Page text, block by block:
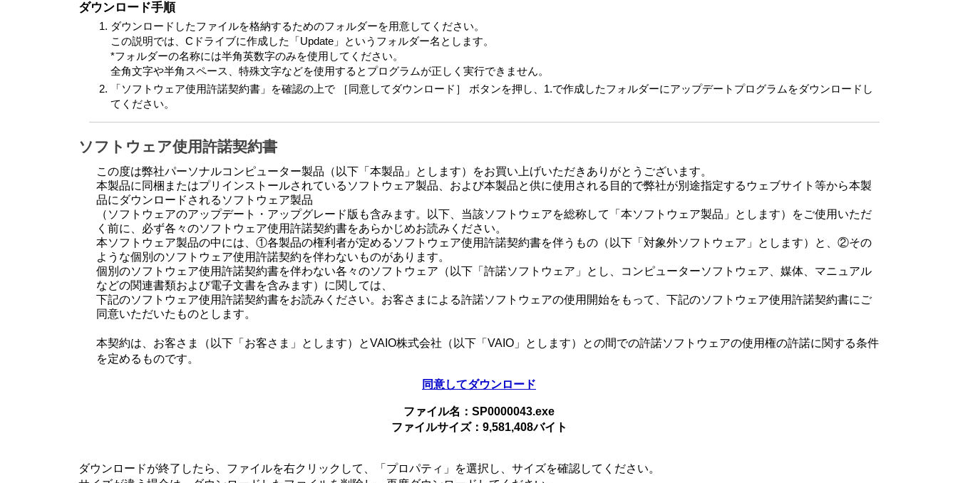
ダウンロード手順
ダウンロードしたファイルを格納するためのフォルダーを用意してください。
この説明では、Cドライブに作成した「Update」というフォルダー名とします。
*フォルダーの名称には半角英数字のみを使用してください。
全角文字や半角スペース、特殊文字などを使用するとプログラムが正しく実行できません。
「ソフトウェア使用許諾契約書」を確認の上で ［同意してダウンロード］ ボタンを押し、1.で作成したフォルダーにアップデートプログラムをダウンロードし
てください。
ソフトウェア使用許諾契約書
この度は弊社パーソナルコンピューター製品（以下「本製品」とします）をお買い上げいただきありがとうございます。
本製品に同梱またはプリインストールされているソフトウェア製品、および本製品と供に使用される目的で弊社が別途指定するウェブサイト等から本製
品にダウンロードされるソフトウェア製品
（ソフトウェアのアップデート・アップグレード版も含みます。以下、当該ソフトウェアを総称して「本ソフトウェア製品」とします）をご使用いただ
く前に、必ず各々のソフトウェア使用許諾契約書をあらかじめお読みください。
本ソフトウェア製品の中には、①各製品の権利者が定めるソフトウェア使用許諾契約書を伴うもの（以下「対象外ソフトウェア」とします）と、②その
ような個別のソフトウェア使用許諾契約を伴わないものがあります。
個別のソフトウェア使用許諾契約書を伴わない各々のソフトウェア（以下「許諾ソフトウェア」とし、コンピューターソフトウェア、媒体、マニュアル
などの関連書類および電子文書を含みます）に関しては、
下記のソフトウェア使用許諾契約書をお読みください。お客さまによる許諾ソフトウェアの使用開始をもって、下記のソフトウェア使用許諾契約書にご
同意いただいたものとします。
本契約は、お客さま（以下「お客さま」とします）とVAIO株式会社（以下「VAIO」とします）との間での許諾ソフトウェアの使用権の許諾に関する条件
を定めるものです。
されています。許諾ソフトウェアは、本契約の条件に従いVAIOからお客さまに対して使用許諾されるもので、許諾ソフトウェアの著作権等の知的財産権
VAIOは、許諾ソフトウェアの非独占的な使用権をお客さまに許諾します。
同意してダウンロード
ファイル名：SP0000043.exe
ファイルサイズ：9,581,408バイト
ダウンロードが終了したら、ファイルを右クリックして、「プロパティ」を選択し、サイズを確認してください。